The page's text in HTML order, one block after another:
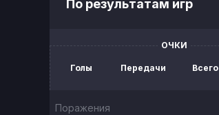
По результатам игр
ОЧКИ
Голы Передачи Всего
Поражения